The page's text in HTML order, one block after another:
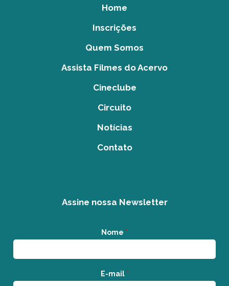
Home
Inscrições
Quem Somos
Assista Filmes do Acervo
Cineclube
Circuito
Notícias
Contato
Assine nossa Newsletter
Nome *
E-mail *